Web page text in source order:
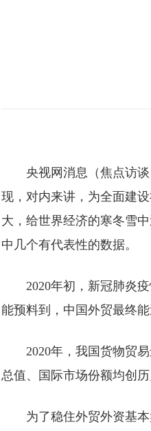
央视网消息（焦点访谈
现，对内来讲，为全面建
大，给世界经济的寒冬雪
中几个有代表性的数据。
2020年初，新冠肺炎疫
能预料到，中国外贸最终
2020年，我国货物贸易
总值、国际市场份额均创
为了稳住外贸外资基本